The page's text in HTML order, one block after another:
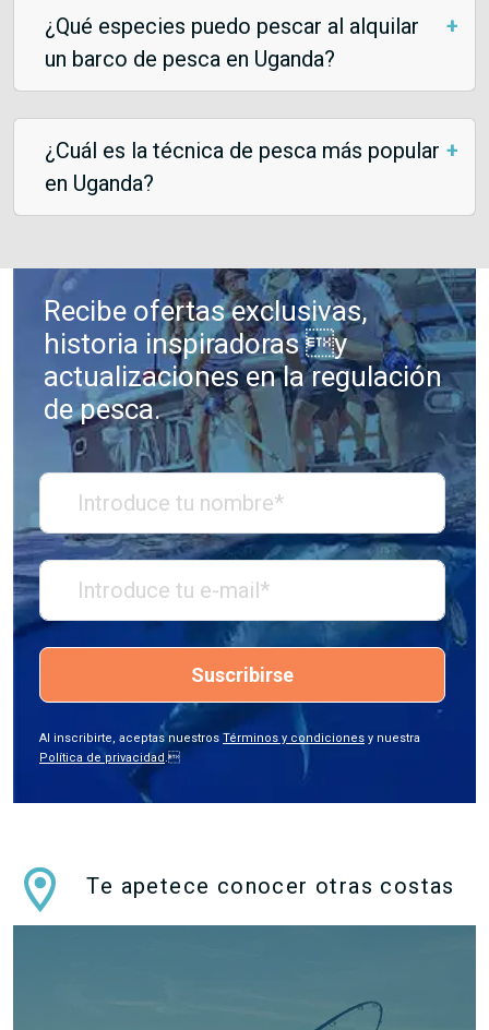
¿Qué especies puedo pescar al alquilar
un barco de pesca en Uganda?
¿Cuál es la técnica de pesca más popular
en Uganda?
Recibe ofertas exclusivas,
historia inspiradoras y
actualizaciones en la regulación
de pesca.
Suscribirse
Al inscribirte, aceptas nuestros Términos y condiciones y nuestra
Política de privacidad.
Te apetece conocer otras costas